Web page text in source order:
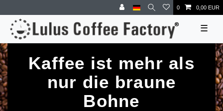
0 0,00 EUR
☰
Kaffee ist mehr als
nur die braune
Bohne